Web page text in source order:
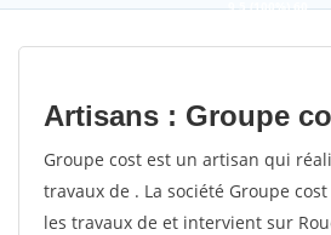
9,5(100%)60
votes
Artisans : Groupe
Groupe cost est un artisan qui
travaux de . La société Groupe
les travaux de et intervient sur